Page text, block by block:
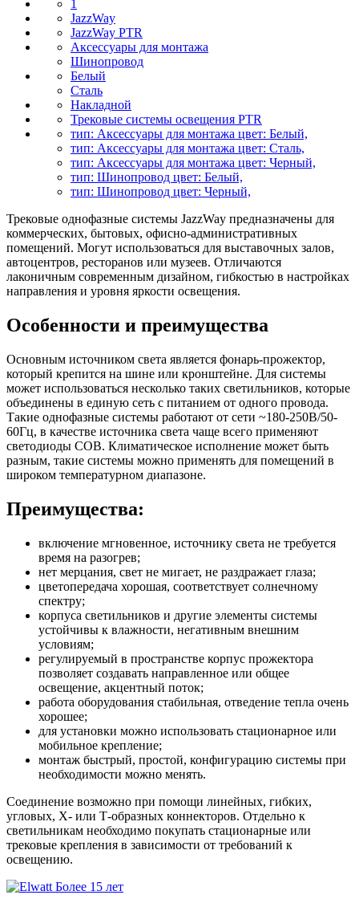
1
JazzWay
JazzWay PTR
Аксессуары для монтажа
Шинопровод
Белый
Сталь
Накладной
Трековые системы освещения PTR
тип: Аксессуары для монтажа цвет: Белый,
тип: Аксессуары для монтажа цвет: Сталь,
тип: Аксессуары для монтажа цвет: Черный,
тип: Шинопровод цвет: Белый,
тип: Шинопровод цвет: Черный,
Трековые однофазные системы JazzWay предназначены для
коммерческих, бытовых, офисно-административных
помещений. Могут использоваться для выставочных залов,
автоцентров, ресторанов или музеев. Отличаются
лаконичным современным дизайном, гибкостью в настройках
направления и уровня яркости освещения.
Особенности и преимущества
Основным источником света является фонарь-прожектор,
который крепится на шине или кронштейне. Для системы
может использоваться несколько таких светильников, которые
объединены в единую сеть с питанием от одного провода.
Такие однофазные системы работают от сети ~180-250В/50-
60Гц, в качестве источника света чаще всего применяют
светодиоды COB. Климатическое исполнение может быть
разным, такие системы можно применять для помещений в
широком температурном диапазоне.
Преимущества:
включение мгновенное, источнику света не требуется
время на разогрев;
нет мерцания, свет не мигает, не раздражает глаза;
цветопередача хорошая, соответствует солнечному
спектру;
корпуса светильников и другие элементы системы
устойчивы к влажности, негативным внешним
условиям;
регулируемый в пространстве корпус прожектора
позволяет создавать направленное или общее
освещение, акцентный поток;
работа оборудования стабильная, отведение тепла очень
хорошее;
для установки можно использовать стационарное или
мобильное крепление;
монтаж быстрый, простой, конфигурацию системы при
необходимости можно менять.
Соединение возможно при помощи линейных, гибких,
угловых, Х- или Т-образных коннекторов. Отдельно к
светильникам необходимо покупать стационарные или
трековые крепления в зависимости от требований к
освещению.
Более 15 лет